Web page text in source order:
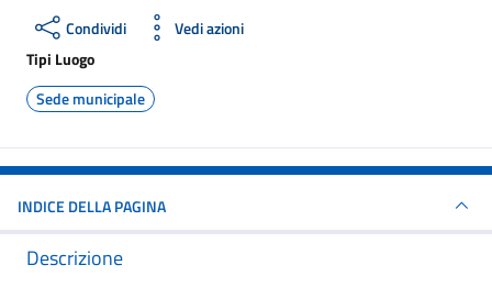
Condividi
Vedi azioni
Tipi Luogo
Sede municipale
INDICE DELLA PAGINA
Descrizione